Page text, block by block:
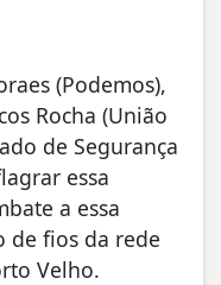
(Podemos),
Rocha (União
de Segurança
essa
a essa
de fios da rede
Velho.